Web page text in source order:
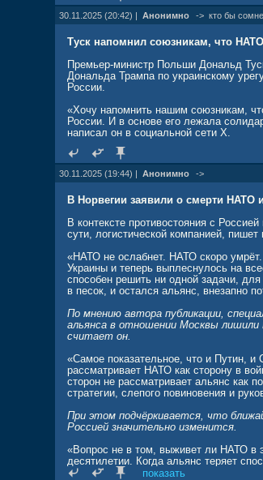
30.11.2025 (20:42) | Анонимно -> кто бы
Туск напомнил союзникам, что
Премьер-министр Польши Дональд
Дональда Трампа по украинскому
России.
«Хочу напомнить нашим союзникам,
России. И в основе его лежала
написал он в социальной сети Х.
30.11.2025 (19:44) | Анонимно ->
В Норвегии заявили о смерти НАТО
В контексте противостояния с
сути, логистической компанией,
«НАТО не ослабнет. НАТО скоро
Украины и теперь выплеснулось на
способен решить ни одной задачи,
в песок, и остался альянс, внезапно
По мнению автора публикации,
альянса в отношении Москвы лишили
считает он.
«Самое показательное, что и Путин,
рассматривает НАТО как сторону в
сторон не рассматривает альянс как
стратегии, слепого повиновения и
При этом подчёркивается, что
Россией значительно изменится.
«Вопрос не в том, выживет ли НАТО в
десятилетии. Когда альянс теряет
среди своих членов и теряет связь с
показать